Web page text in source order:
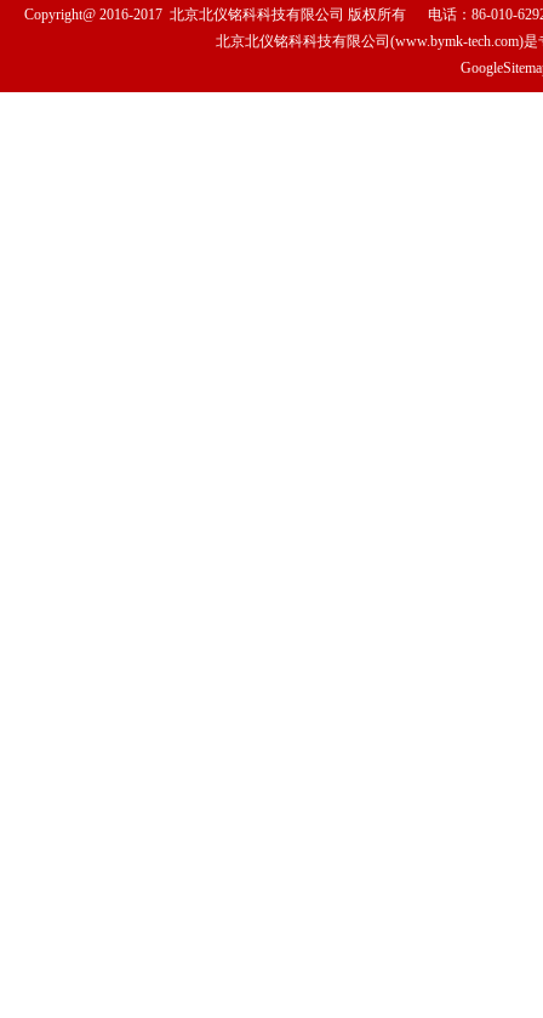
Copyright@ 2016-2017 北京北仪铭科科技有限公司 版权所有 电话：86-010-
北京北仪铭科科技有限公司(www.bymk-tech.com)是